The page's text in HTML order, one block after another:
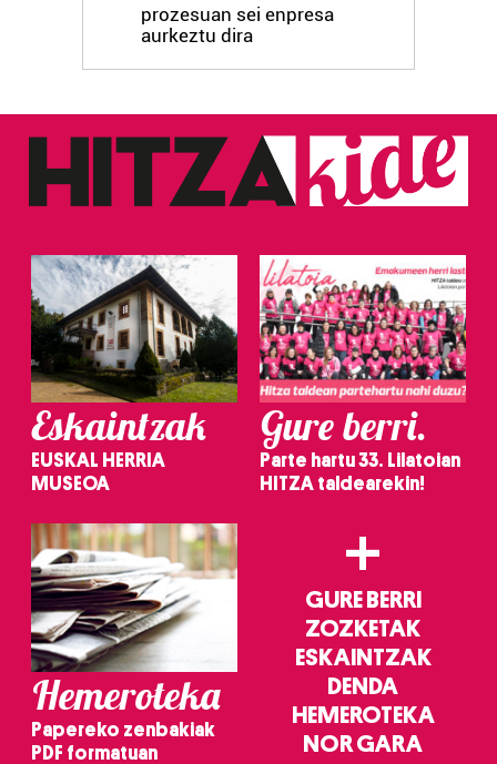
prozesuan sei enpresa
aurkeztu dira
Eskaintzak
EUSKAL HERRIA
MUSEOA
Gure berri.
Parte hartu 33. Lilatoian
HITZA taldearekin!
Hemeroteka
Papereko zenbakiak
PDF formatuan
+
GURE BERRI
ZOZKETAK
ESKAINTZAK
DENDA
HEMEROTEKA
NOR GARA